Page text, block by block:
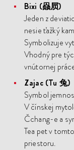
Bixi (赑屃)
Jeden z
nesie ťažký
Symbolizuje
Vhodný pre
vnútornej
Zajac (Tu 兔)
Symbol
V čínskej
Čchang-e a
Tea pet v
priestoru.